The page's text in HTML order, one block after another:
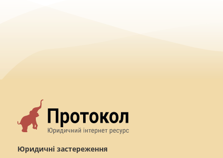
Юридичні застереження